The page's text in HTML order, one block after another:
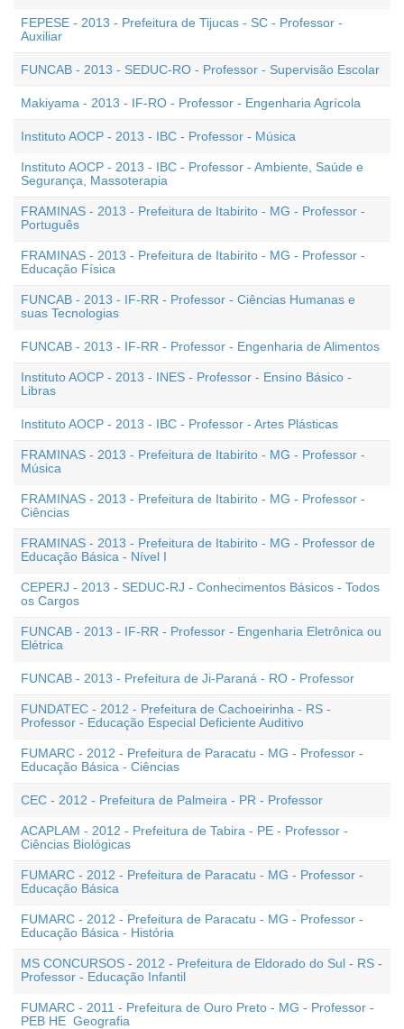
FEPESE - 2013 - Prefeitura de Tijucas - SC - Professor -
Auxiliar
FUNCAB - 2013 - SEDUC-RO - Professor - Supervisão Escolar
Makiyama - 2013 - IF-RO - Professor - Engenharia Agrícola
Instituto AOCP - 2013 - IBC - Professor - Música
Instituto AOCP - 2013 - IBC - Professor - Ambiente, Saúde e
Segurança, Massoterapia
FRAMINAS - 2013 - Prefeitura de Itabirito - MG - Professor -
Português
FRAMINAS - 2013 - Prefeitura de Itabirito - MG - Professor -
Educação Física
FUNCAB - 2013 - IF-RR - Professor - Ciências Humanas e
suas Tecnologias
FUNCAB - 2013 - IF-RR - Professor - Engenharia de Alimentos
Instituto AOCP - 2013 - INES - Professor - Ensino Básico -
Libras
Instituto AOCP - 2013 - IBC - Professor - Artes Plásticas
FRAMINAS - 2013 - Prefeitura de Itabirito - MG - Professor -
Música
FRAMINAS - 2013 - Prefeitura de Itabirito - MG - Professor -
Ciências
FRAMINAS - 2013 - Prefeitura de Itabirito - MG - Professor de
Educação Básica - Nível I
CEPERJ - 2013 - SEDUC-RJ - Conhecimentos Básicos - Todos
os Cargos
FUNCAB - 2013 - IF-RR - Professor - Engenharia Eletrônica ou
Elétrica
FUNCAB - 2013 - Prefeitura de Ji-Paraná - RO - Professor
FUNDATEC - 2012 - Prefeitura de Cachoeirinha - RS -
Professor - Educação Especial Deficiente Auditivo
FUMARC - 2012 - Prefeitura de Paracatu - MG - Professor -
Educação Básica - Ciências
CEC - 2012 - Prefeitura de Palmeira - PR - Professor
ACAPLAM - 2012 - Prefeitura de Tabira - PE - Professor -
Ciências Biológicas
FUMARC - 2012 - Prefeitura de Paracatu - MG - Professor -
Educação Básica
FUMARC - 2012 - Prefeitura de Paracatu - MG - Professor -
Educação Básica - História
MS CONCURSOS - 2012 - Prefeitura de Eldorado do Sul - RS -
Professor - Educação Infantil
FUMARC - 2011 - Prefeitura de Ouro Preto - MG - Professor -
PEB HE  Geografia